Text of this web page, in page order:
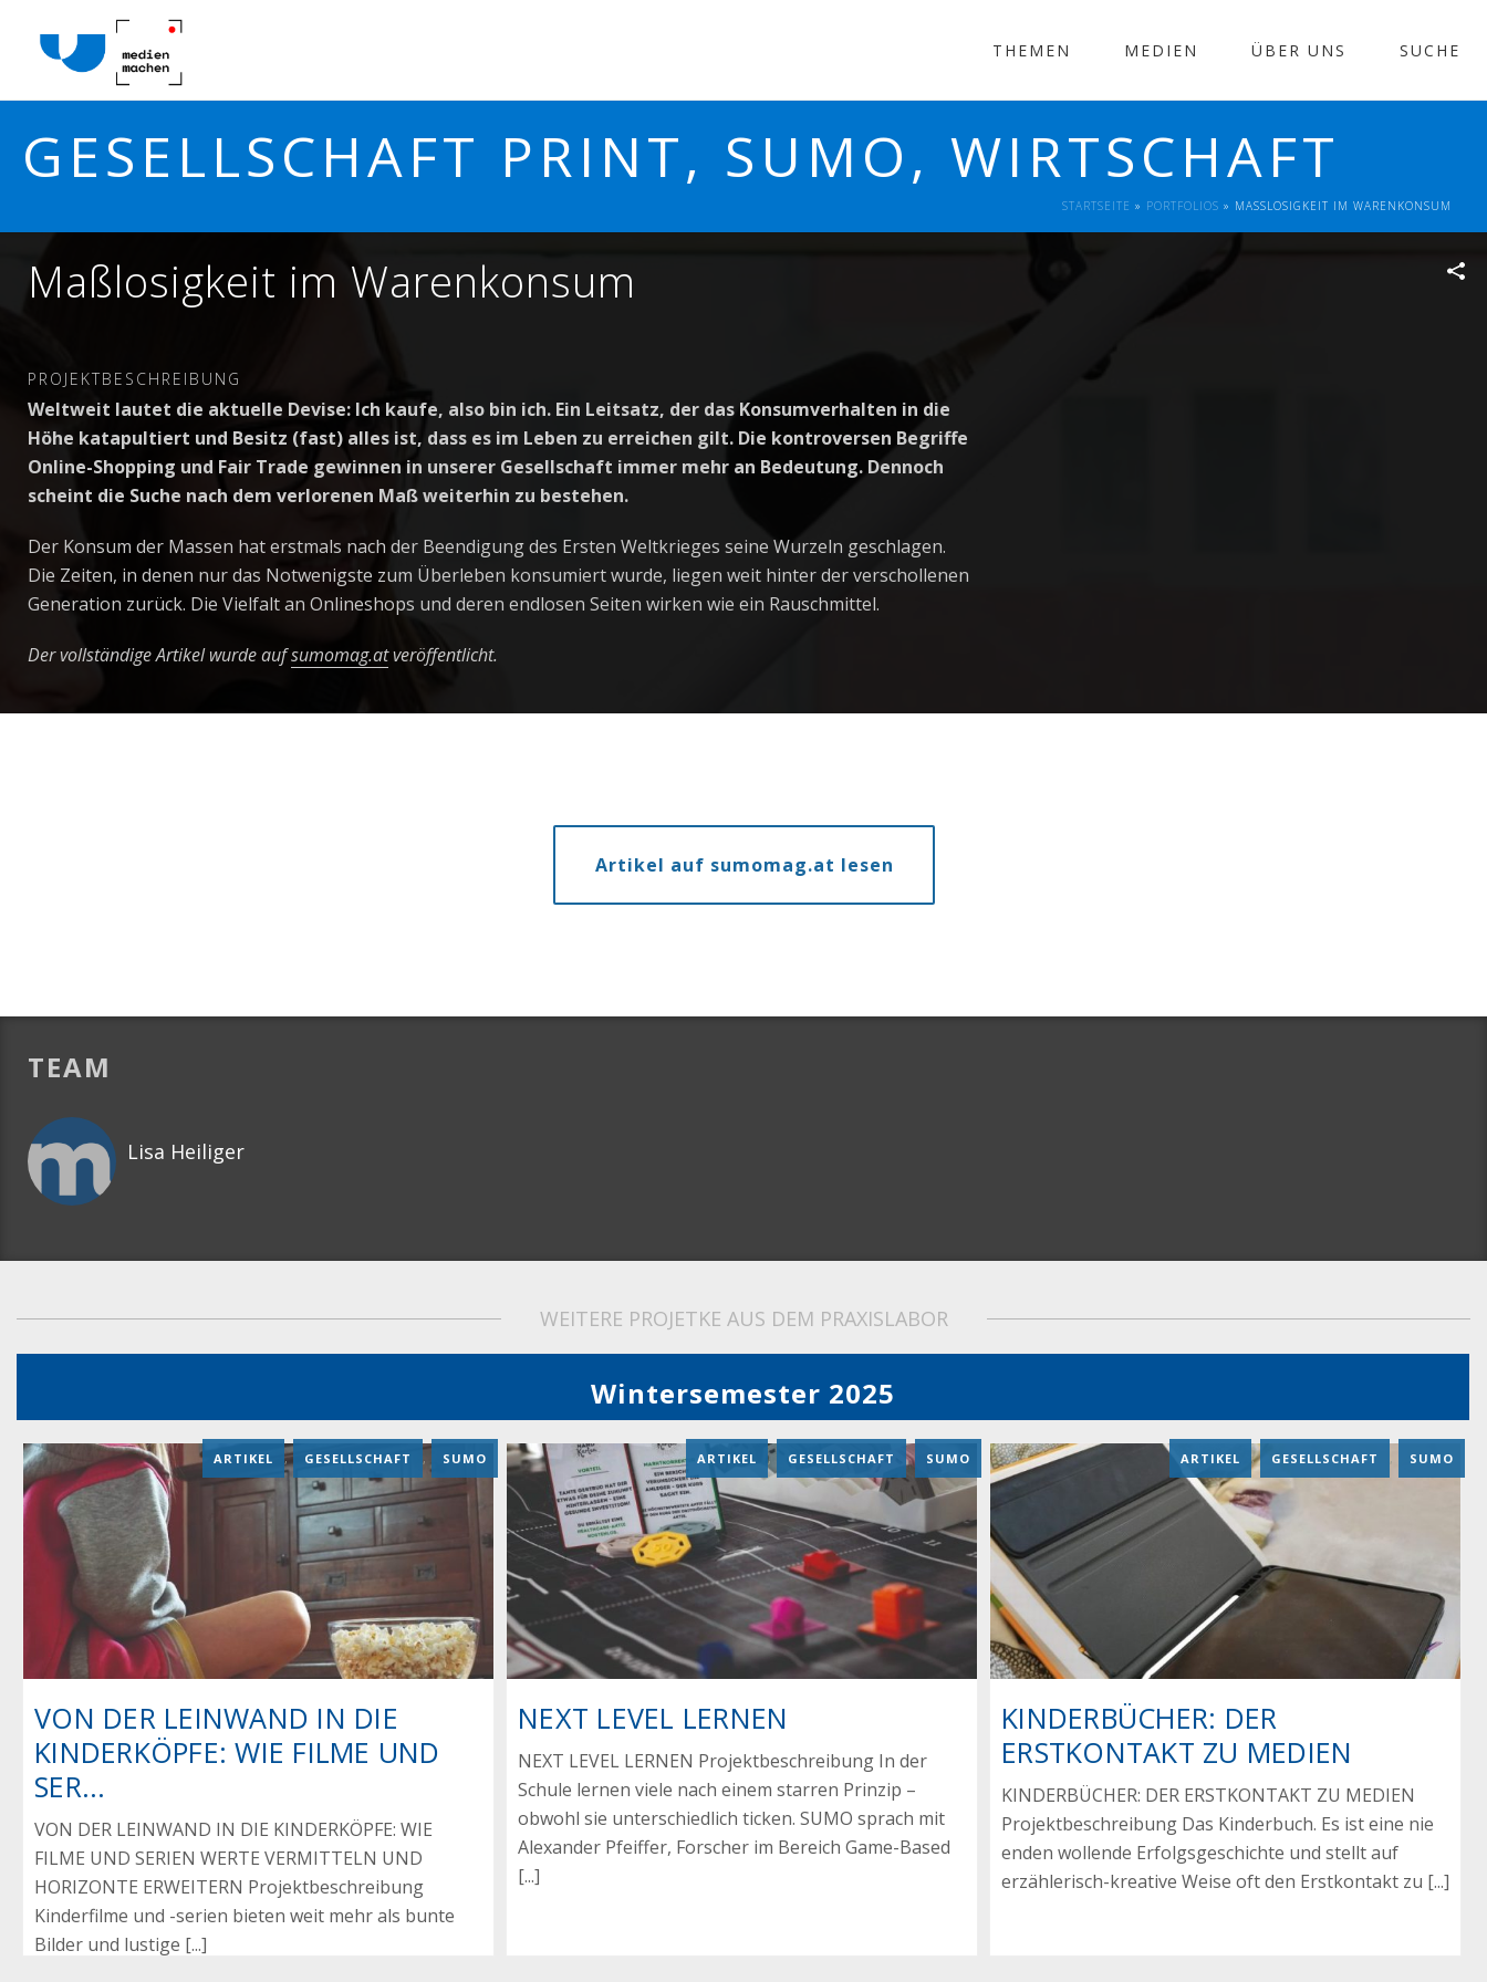
THEMEN MEDIEN ÜBER UNS SUCHE
GESELLSCHAFT PRINT, SUMO, WIRTSCHAFT
STARTSEITE » PORTFOLIOS » MASSLOSIGKEIT IM WARENKONSUM
Maßlosigkeit im Warenkonsum
PROJEKTBESCHREIBUNG
Weltweit lautet die aktuelle Devise: Ich kaufe, also bin ich. Ein Leitsatz, der das Konsumverhalten in die
Höhe katapultiert und Besitz (fast) alles ist, dass es im Leben zu erreichen gilt. Die kontroversen Begriffe
Online-Shopping und Fair Trade gewinnen in unserer Gesellschaft immer mehr an Bedeutung. Dennoch
scheint die Suche nach dem verlorenen Maß weiterhin zu bestehen.
Der Konsum der Massen hat erstmals nach der Beendigung des Ersten Weltkrieges seine Wurzeln geschlagen.
Die Zeiten, in denen nur das Notwenigste zum Überleben konsumiert wurde, liegen weit hinter der verschollenen
Generation zurück. Die Vielfalt an Onlineshops und deren endlosen Seiten wirken wie ein Rauschmittel.
Der vollständige Artikel wurde aufsumomag.atveröffentlicht.
Artikel auf sumomag.at lesen
TEAM
Lisa Heiliger
WEITERE PROJETKE AUS DEM PRAXISLABOR
Wintersemester 2025
VON DER LEINWAND IN DIE
KINDERKÖPFE: WIE FILME UND
SER...
ARTIKEL , GESELLSCHAFT , SUMO
VON DER LEINWAND IN DIE KINDERKÖPFE: WIE
FILME UND SERIEN WERTE VERMITTELN UND
HORIZONTE ERWEITERN Projektbeschreibung
Kinderfilme und -serien bieten weit mehr als bunte
Bilder und lustige [...]
NEXT LEVEL LERNEN
ARTIKEL , GESELLSCHAFT , SUMO
NEXT LEVEL LERNEN Projektbeschreibung In der
Schule lernen viele nach einem starren Prinzip –
obwohl sie unterschiedlich ticken. SUMO sprach mit
Alexander Pfeiffer, Forscher im Bereich Game-Based
[...]
KINDERBÜCHER: DER
ERSTKONTAKT ZU MEDIEN
ARTIKEL , GESELLSCHAFT , SUMO
KINDERBÜCHER: DER ERSTKONTAKT ZU MEDIEN
Projektbeschreibung Das Kinderbuch. Es ist eine nie
enden wollende Erfolgsgeschichte und stellt auf
erzählerisch-kreative Weise oft den Erstkontakt zu [...]